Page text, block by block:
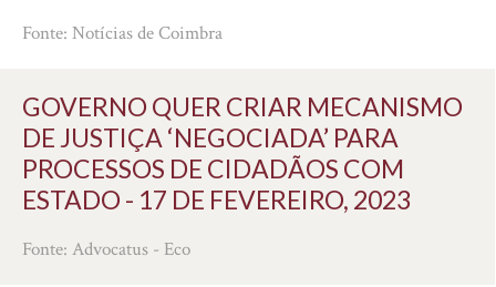
Fonte: Notícias de Coimbra
GOVERNO QUER CRIAR MECANISMO
DE JUSTIÇA ‘NEGOCIADA’ PARA
PROCESSOS DE CIDADÃOS COM
ESTADO - 17 DE FEVEREIRO, 2023
Fonte: Advocatus - Eco